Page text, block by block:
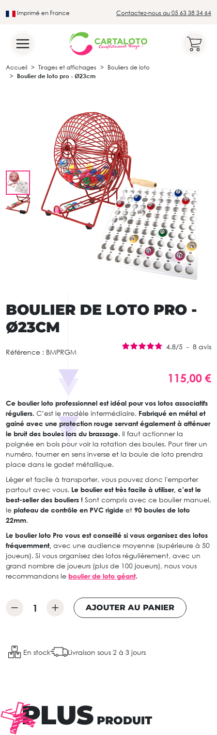
Imprimé en France Contactez-nous au 05 63 38 34 64
Accueil Tirages et affichages
Bouliers de loto
Boulier de loto pro - Ø23cm
BOULIER DE LOTO PRO -
Ø23CM
Référence : BMPRGM
4.8/5 - 8 avis
115,00 €
Ce boulier loto professionnel est idéal pour vos lotos associatifs
réguliers. C’est le modèle intermédiaire. Fabriqué en métal et
gainé avec une protection rouge servant également à atténuer
le bruit des boules lors du brassage. Il faut actionner la
poignée en bois pour voir la rotation des boules. Pour tirer un
numéro, tourner en sens inverse et la boule de loto prendra
place dans le godet métallique.
Léger et facile à transporter, vous pouvez donc l'emporter
partout avec vous. Le boulier est très facile à utiliser, c’est le
best-seller des bouliers ! Sont compris avec ce boulier manuel,
le plateau de contrôle en PVC rigide et 90 boules de loto
22mm.
Le boulier loto Pro vous est conseillé si vous organisez des lotos
fréquemment, avec une audience moyenne (supérieure à 50
joueurs). Si vous organisez des lotos régulièrement, avec un
grand nombre de joueurs (plus de 100 joueurs), nous vous
recommandons le boulier de loto géant.
AJOUTER AU PANIER
En stock Livraison sous 2 à 3 jours
PLUS PRODUIT